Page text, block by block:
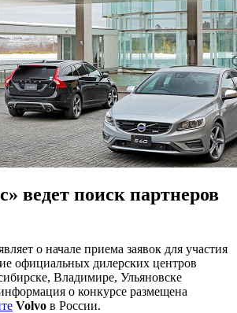
ведет поиск партнеров
о начале приема заявок для участия
официальных дилерских центров
Владимире, Ульяновске
о конкурсе размещена
Volvo в России.